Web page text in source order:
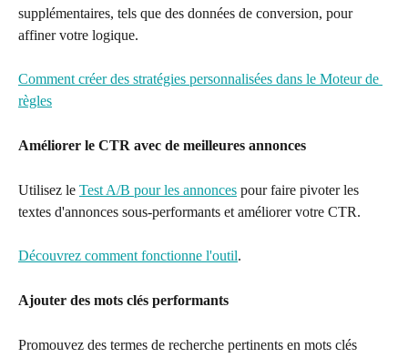
supplémentaires, tels que des données de conversion, pour
affiner votre logique.
Comment créer des stratégies personnalisées dans le Moteur de
règles
Améliorer le CTR avec de meilleures annonces
Utilisez le Test A/B pour les annonces pour faire pivoter les
textes d'annonces sous-performants et améliorer votre CTR.
Découvrez comment fonctionne l'outil.
Ajouter des mots clés performants
Promouvez des termes de recherche pertinents en mots clés